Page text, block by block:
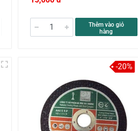
Thêm vào giỏ
hàng
-20%